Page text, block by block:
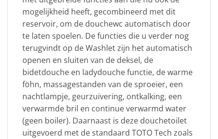
mogelijkheid heeft, gecombineerd met dit
reservoir, om de douchewc automatisch door
te laten spoelen. De functies die u verder nog
terugvindt op de Washlet zijn het automatisch
openen en sluiten van de deksel, de
bidetdouche en ladydouche functie, de warme
föhn, massagestanden van de sproeier, een
nachtlampje, geurzuivering, ontkalking, een
verwarmde bril en continue verwarmd water
(geen boiler). Daarnaast is deze douchetoilet
uitgevoerd met de standaard TOTO Tech zoals